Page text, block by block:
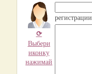
⟳
Выбери
иконку
нажимай
регистрации